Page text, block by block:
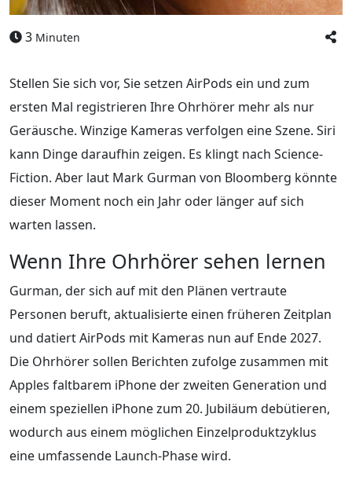
3 Minuten
Stellen Sie sich vor, Sie setzen AirPods ein und zum
ersten Mal registrieren Ihre Ohrhörer mehr als nur
Geräusche. Winzige Kameras verfolgen eine Szene. Siri
kann Dinge daraufhin zeigen. Es klingt nach Science-
Fiction. Aber laut Mark Gurman von Bloomberg könnte
dieser Moment noch ein Jahr oder länger auf sich
warten lassen.
Wenn Ihre Ohrhörer sehen lernen
Gurman, der sich auf mit den Plänen vertraute
Personen beruft, aktualisierte einen früheren Zeitplan
und datiert AirPods mit Kameras nun auf Ende 2027.
Die Ohrhörer sollen Berichten zufolge zusammen mit
Apples faltbarem iPhone der zweiten Generation und
einem speziellen iPhone zum 20. Jubiläum debütieren,
wodurch aus einem möglichen Einzelproduktzyklus
eine umfassende Launch-Phase wird.